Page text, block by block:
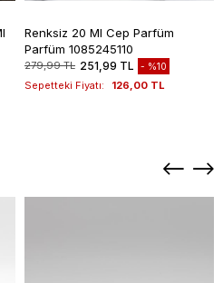
Renksiz 20 Ml Cep Parfüm
Parfüm 1085245110
279,99 TL 251,99 TL %10
Sepetteki Fiyatı: 126,00 TL